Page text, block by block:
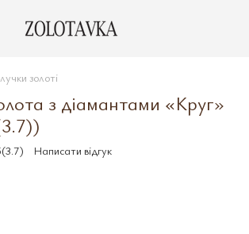
золоті
з діамантами «Круг»
Написати відгук